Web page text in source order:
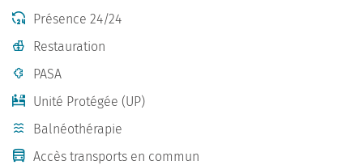
Présence 24/24
Restauration
PASA
Unité Protégée (UP)
Balnéothérapie
Accès transports en commun